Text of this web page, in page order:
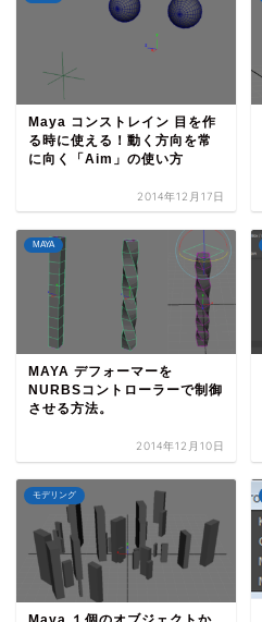
Maya コンストレイン 目を作
る時に使える！動く方向を常
に向く「Aim」の使い方
2014年12月17日
MAYA
MAYA デフォーマーを
NURBSコントローラーで制御
させる方法。
2014年12月10日
モデリング